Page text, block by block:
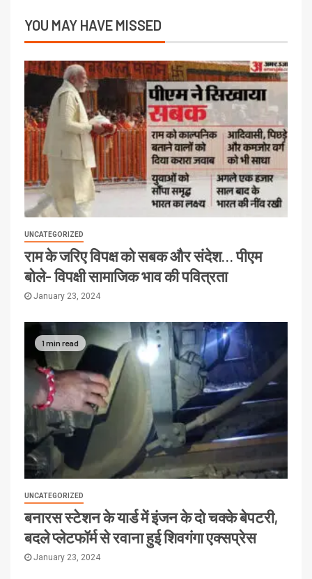
YOU MAY HAVE MISSED
UNCATEGORIZED
राम के जरिए विपक्ष को सबक और संदेश… पीएम
बोले- विपक्षी सामाजिक भाव की पवित्रता
January 23, 2024
1 min read
UNCATEGORIZED
बनारस स्टेशन के यार्ड में इंजन के दो चक्के बेपटरी,
बदले प्लेटफॉर्म से रवाना हुई शिवगंगा एक्सप्रेस
January 23, 2024